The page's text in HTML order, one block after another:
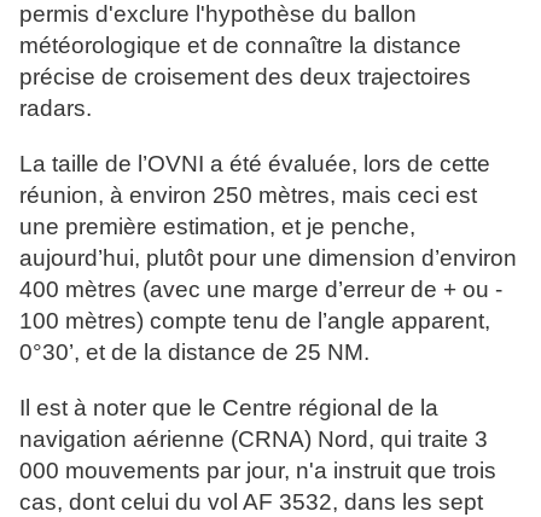
permis d'exclure l'hypothèse du ballon
météorologique et de connaître la distance
précise de croisement des deux trajectoires
radars.
La taille de l’OVNI a été évaluée, lors de cette
réunion, à environ 250 mètres, mais ceci est
une première estimation, et je penche,
aujourd’hui, plutôt pour une dimension d’environ
400 mètres (avec une marge d’erreur de + ou -
100 mètres) compte tenu de l’angle apparent,
0°30’, et de la distance de 25 NM.
Il est à noter que le Centre régional de la
navigation aérienne (CRNA) Nord, qui traite 3
000 mouvements par jour, n'a instruit que trois
cas, dont celui du vol AF 3532, dans les sept